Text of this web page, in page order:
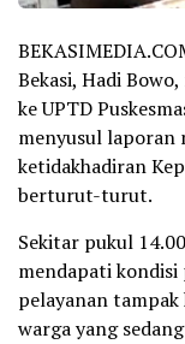
Bekasi, Hadi
ke UPTD
menyusul laporan
ketidakhadiran
berturut-turut.
Sekitar pukul
mendapati
pelayanan
warga yang